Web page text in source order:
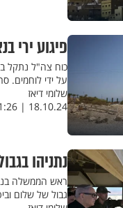
פיגוע ירי בנאות הכיכר: 2
על ידי לוחמים.
שלומי דיאז
18.10.24 | 11:26
נתניהו
ראש הממשלה
גבול של שלום